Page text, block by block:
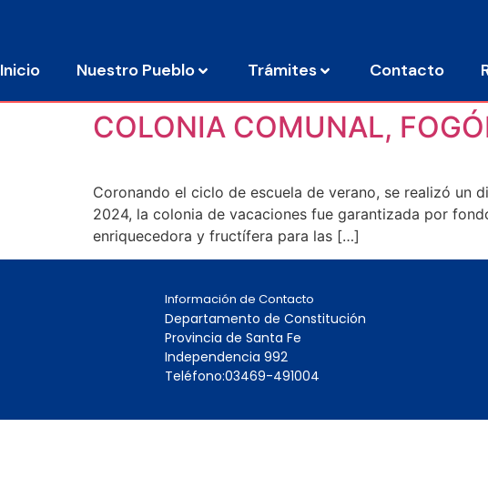
Inicio Nuestro Pueblo Trámites Contacto
COLONIA COMUNAL,
Coronando el ciclo de escuela de verano, se realizó un
2024, la colonia de vacaciones fue garantizada por
enriquecedora y fructífera para las […]
Información de Contacto
Departamento de Constitución
Provincia de Santa Fe
Independencia 992
Teléfono:03469-491004